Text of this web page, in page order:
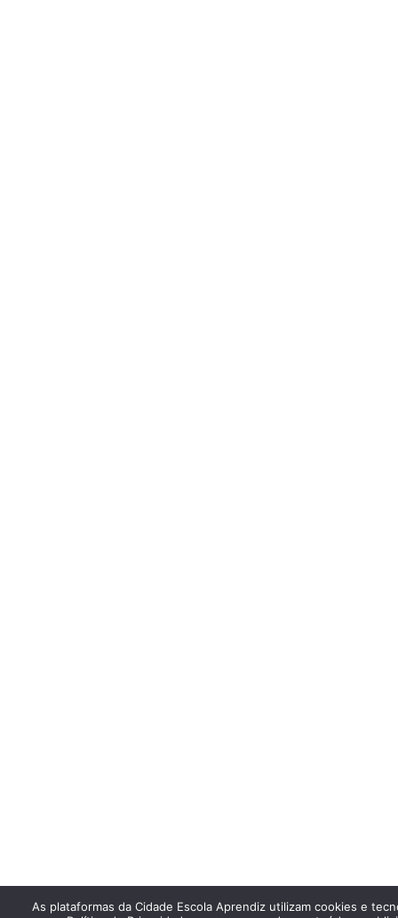
As plataformas da Cidade Escola Aprendiz utilizam cookies e